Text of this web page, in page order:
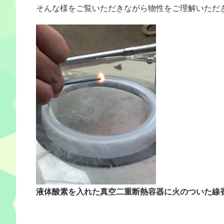
そんな様をご覧いただきながら物性をご理解いただ
液体酸素を入れた真空二重断熱容器に火のついた線香